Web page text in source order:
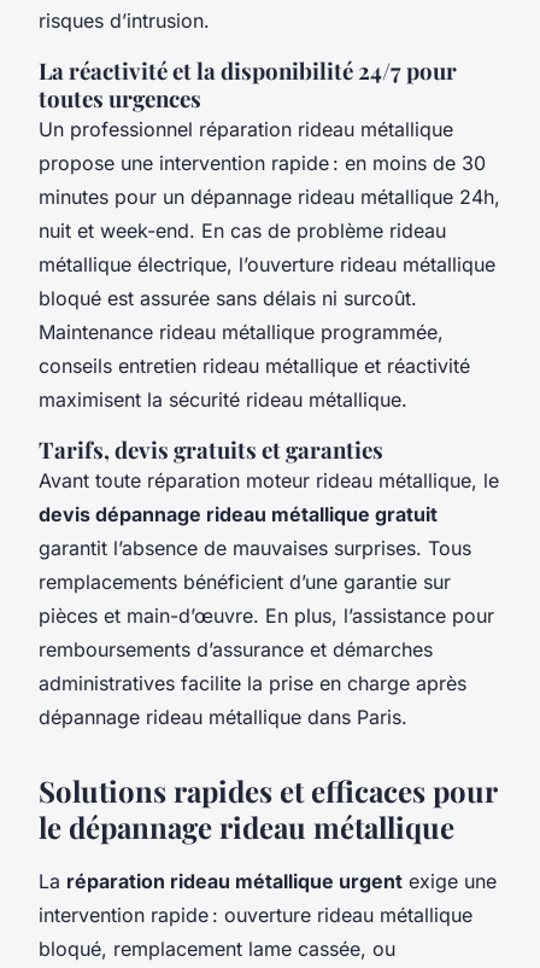
risques d’intrusion.
La réactivité et la disponibilité 24/7 pour
toutes urgences
Un professionnel réparation rideau métallique
propose une intervention rapide : en moins de 30
minutes pour un dépannage rideau métallique 24h,
nuit et week-end. En cas de problème rideau
métallique électrique, l’ouverture rideau métallique
bloqué est assurée sans délais ni surcoût.
Maintenance rideau métallique programmée,
conseils entretien rideau métallique et réactivité
maximisent la sécurité rideau métallique.
Tarifs, devis gratuits et garanties
Avant toute réparation moteur rideau métallique, le
devis dépannage rideau métallique gratuit
garantit l’absence de mauvaises surprises. Tous
remplacements bénéficient d’une garantie sur
pièces et main-d’œuvre. En plus, l’assistance pour
remboursements d’assurance et démarches
administratives facilite la prise en charge après
dépannage rideau métallique dans Paris.
Solutions rapides et efficaces pour
le dépannage rideau métallique
La réparation rideau métallique urgent exige une
intervention rapide : ouverture rideau métallique
bloqué, remplacement lame cassée, ou